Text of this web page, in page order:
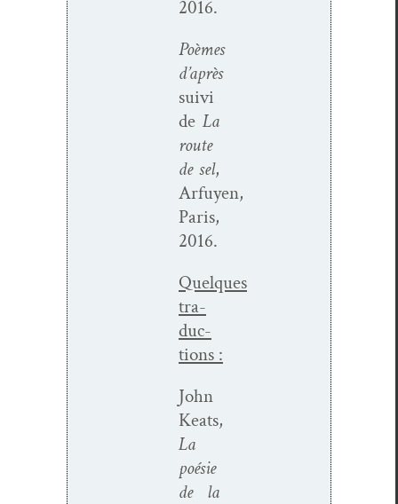
2016.
Poèmes
d’après
suivi
de La
route
de sel,
Arfuyen,
Paris,
2016.
Quelques
tra­
duc­
tions :
John
Keats,
La
poésie
de la